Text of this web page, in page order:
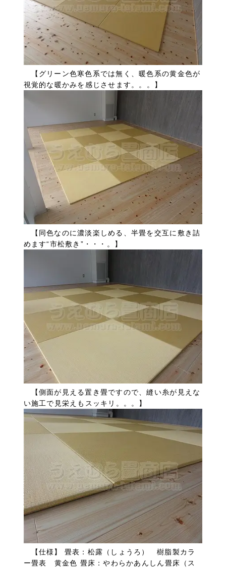
【グリーン色寒色系では無く、暖色系の黄金色が
視覚的な暖かみを感じさせます。。。】
【同色なのに濃淡楽しめる、半畳を交互に敷き詰
めます“市松敷き”・・・。】
【側面が見える置き畳ですので、縫い糸が見えな
い施工で見栄えもスッキリ。。。】
【仕様】 畳表：松露（しょうろ） 樹脂製カラ
ー畳表 黄金色 畳床：やわらかあんしん畳床（ス